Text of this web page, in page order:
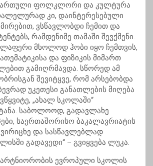
ფოლკლორი და კულტურა
კი, დაინტერესებული
ვსწავლობდი ჩემით და
რამდენიმე თამაში შევქმენი.
მხოლოდ ჰობი იყო ჩემთვის,
და ფიზიკის მიმართ
გამიღრმავდა. სწორედ ამ
შევიტყვე, რომ არსებობდა
უკეთესი განათლების მიღება
„ახალ სკოლაში“
საბოლოოდ, გადავლახე
საერთაშორისო ბაკალავრიატის
და სასწავლებლად
გადავედი“ – გვიყვება ლუკა.
ევროპული სკოლის